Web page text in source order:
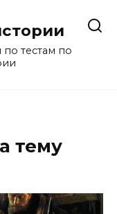
тестам по
тему